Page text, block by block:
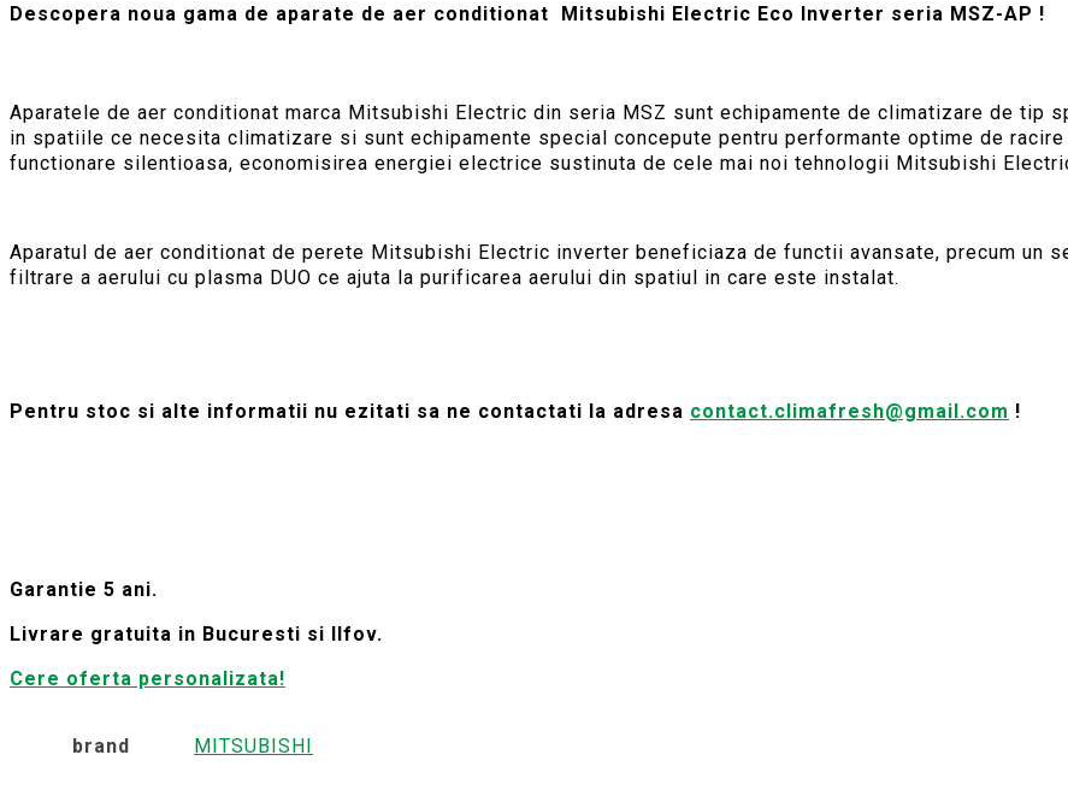
Descopera noua gama de aparate de aer conditionat Mitsubishi Electric Eco Inverter seria MSZ-AP !
Aparatele de aer conditionat marca Mitsubishi Electric din seria MSZ sunt echipamente de climatizare de tip
in spatiile ce necesita climatizare si sunt echipamente special concepute pentru performante optime de
functionare silentioasa, economisirea energiei electrice sustinuta de cele mai noi tehnologii Mitsubishi
Aparatul de aer conditionat de perete Mitsubishi Electric inverter beneficiaza de functii avansate, precum un
filtrare a aerului cu plasma DUO ce ajuta la purificarea aerului din spatiul in care este instalat.
Pentru stoc si alte informatii nu ezitati sa ne contactati la adresa contact.climafresh@gmail.com !
Garantie 5 ani.
Livrare gratuita in Bucuresti si Ilfov.
Cere oferta personalizata!
brand MITSUBISHI